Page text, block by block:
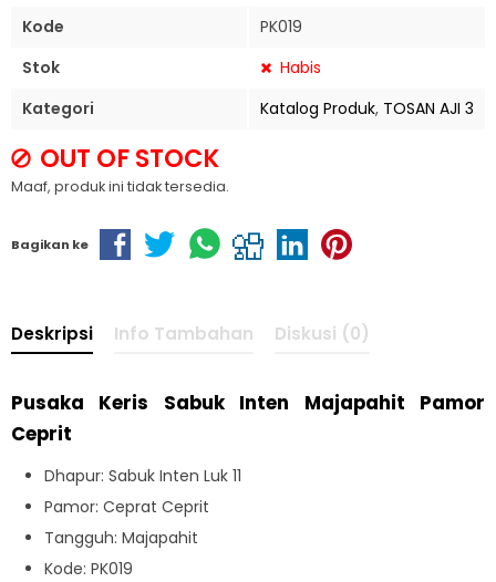
Kode
PK019
Stok
Habis
Kategori
Katalog Produk, TOSAN AJI 3
OUT OF STOCK
Maaf, produk ini tidak tersedia.
Bagikan ke
Deskripsi Info Tambahan Diskusi (0)
Pusaka Keris Sabuk Inten Majapahit Pamor
Ceprit
Dhapur: Sabuk Inten Luk 11
Pamor: Ceprat Ceprit
Tangguh: Majapahit
Kode: PK019